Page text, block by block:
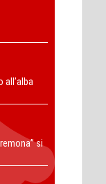
all’alba
si